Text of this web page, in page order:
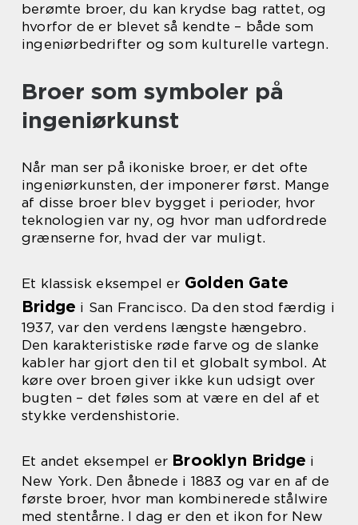
berømte broer, du kan krydse bag rattet, og
hvorfor de er blevet så kendte – både som
ingeniørbedrifter og som kulturelle vartegn.
Broer som symboler på
ingeniørkunst
Når man ser på ikoniske broer, er det ofte
ingeniørkunsten, der imponerer først. Mange
af disse broer blev bygget i perioder, hvor
teknologien var ny, og hvor man udfordrede
grænserne for, hvad der var muligt.
Et klassisk eksempel er Golden Gate
Bridge i San Francisco. Da den stod færdig i
1937, var den verdens længste hængebro.
Den karakteristiske røde farve og de slanke
kabler har gjort den til et globalt symbol. At
køre over broen giver ikke kun udsigt over
bugten – det føles som at være en del af et
stykke verdenshistorie.
Et andet eksempel er Brooklyn Bridge i
New York. Den åbnede i 1883 og var en af de
første broer, hvor man kombinerede stålwire
med stentårne. I dag er den et ikon for New